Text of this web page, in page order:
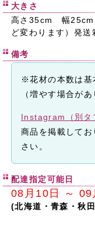
大きさ
高さ35cm 幅25cm
ど変わります）発
備考
※花材の本数は基
（増やす場合があ
Instagram（別タ
商品を掲載して
さい。
配達指定可能日
08月10日 ～ 09
(北海道・青森・秋